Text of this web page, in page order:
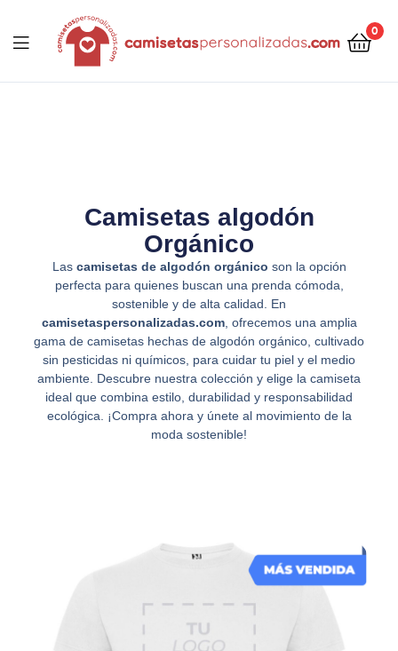
Camisetaspersonalizadas.com
0
Camisetas algodón
Orgánico
Las camisetas de algodón orgánico son la opción
perfecta para quienes buscan una prenda cómoda,
sostenible y de alta calidad. En
camisetaspersonalizadas.com, ofrecemos una amplia
gama de camisetas hechas de algodón orgánico, cultivado
sin pesticidas ni químicos, para cuidar tu piel y el medio
ambiente. Descubre nuestra colección y elige la camiseta
ideal que combina estilo, durabilidad y responsabilidad
ecológica. ¡Compra ahora y únete al movimiento de la
moda sostenible!